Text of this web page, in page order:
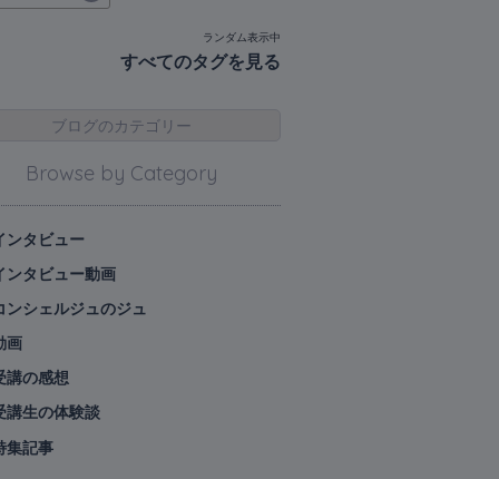
ランダム表示中
すべてのタグを見る
ブログのカテゴリー
Browse by Category
ンタビュー
ンタビュー動画
ンシェルジュのジュ
画
講の感想
講生の体験談
集記事